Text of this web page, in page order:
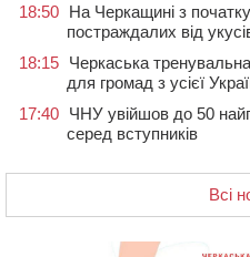
18:50 На Черкащині з
постраждалих від
18:15 Черкаська
для громад з усієї
17:40 ЧНУ увійшов до 50
серед вступників
контейнерний майданчик
16:32
Без розтину
пацієнтці замінили
Всі